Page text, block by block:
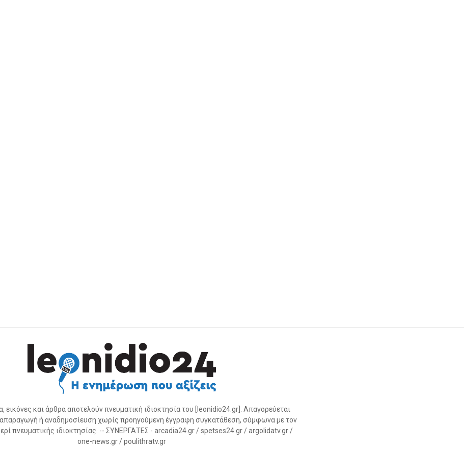
εικόνες και άρθρα αποτελούν πνευματική ιδιοκτησία του [leonidio24.gr]. Απαγορεύεται
ή αναδημοσίευση χωρίς προηγούμενη έγγραφη συγκατάθεση, σύμφωνα με τον
πνευματικής ιδιοκτησίας. -- ΣΥΝΕΡΓΑΤΕΣ - arcadia24.gr / spetses24.gr / argolidatv.gr /
one-news.gr / poulithratv.gr